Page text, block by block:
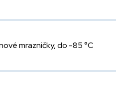
mrazničky, do -85 °C